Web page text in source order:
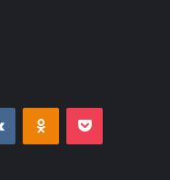
VKontakteOdnoklassniki
Pocket